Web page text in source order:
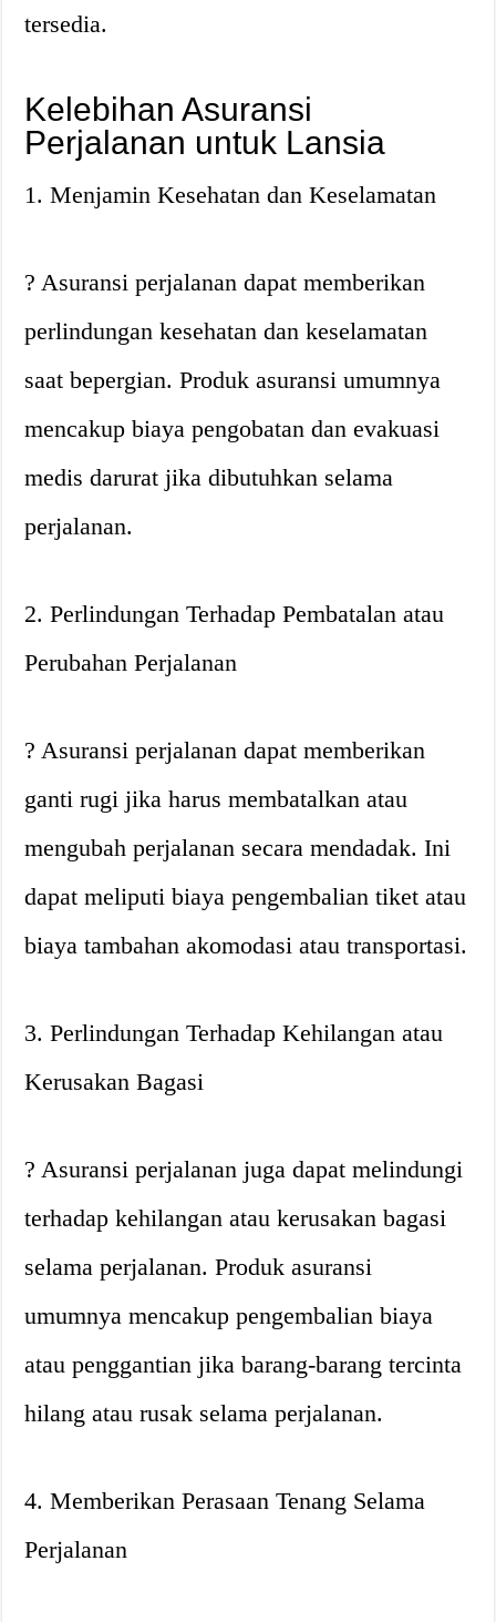
tersedia.
Kelebihan Asuransi
Perjalanan untuk Lansia
1. Menjamin Kesehatan dan Keselamatan
? Asuransi perjalanan dapat memberikan
perlindungan kesehatan dan keselamatan
saat bepergian. Produk asuransi umumnya
mencakup biaya pengobatan dan evakuasi
medis darurat jika dibutuhkan selama
perjalanan.
2. Perlindungan Terhadap Pembatalan atau
Perubahan Perjalanan
? Asuransi perjalanan dapat memberikan
ganti rugi jika harus membatalkan atau
mengubah perjalanan secara mendadak. Ini
dapat meliputi biaya pengembalian tiket atau
biaya tambahan akomodasi atau transportasi.
3. Perlindungan Terhadap Kehilangan atau
Kerusakan Bagasi
? Asuransi perjalanan juga dapat melindungi
terhadap kehilangan atau kerusakan bagasi
selama perjalanan. Produk asuransi
umumnya mencakup pengembalian biaya
atau penggantian jika barang-barang tercinta
hilang atau rusak selama perjalanan.
4. Memberikan Perasaan Tenang Selama
Perjalanan